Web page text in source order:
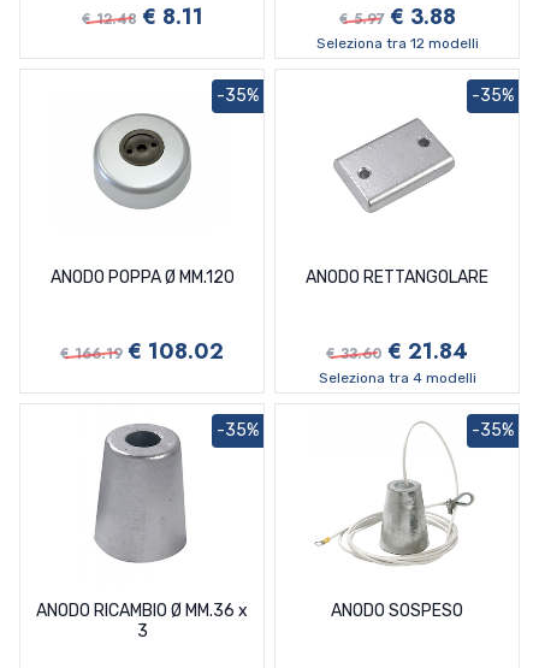
€ 12.48 € 8.11 € 5.97 € 3.88
Seleziona tra 12 modelli
ANODO POPPA Ø MM.120
€ 166.19 € 108.02
-35%
ANODO RETTANGOLARE
€ 33.60 € 21.84
-35%
Seleziona tra 4 modelli
ANODO RICAMBIO Ø MM.36 x
3
-35%
ANODO SOSPESO
-35%